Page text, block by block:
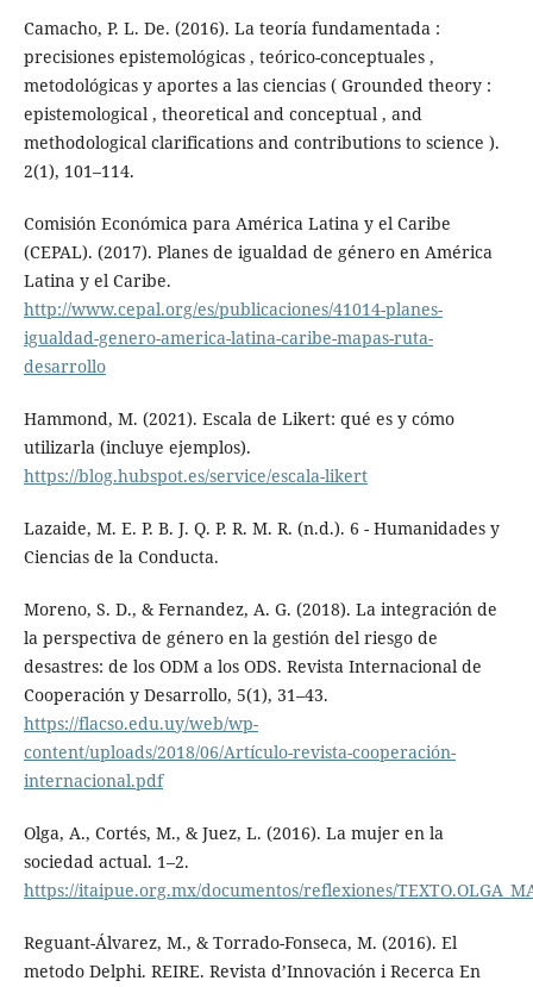
Camacho, P. L. De. (2016). La teoría fundamentada :
precisiones epistemológicas , teórico-conceptuales ,
metodológicas y aportes a las ciencias ( Grounded theory :
epistemological , theoretical and conceptual , and
methodological clarifications and contributions to science ).
2(1), 101–114.
Comisión Económica para América Latina y el Caribe
(CEPAL). (2017). Planes de igualdad de género en América
Latina y el Caribe.
http://www.cepal.org/es/publicaciones/41014-planes-
igualdad-genero-america-latina-caribe-mapas-ruta-
desarrollo
Hammond, M. (2021). Escala de Likert: qué es y cómo
utilizarla (incluye ejemplos).
https://blog.hubspot.es/service/escala-likert
Lazaide, M. E. P. B. J. Q. P. R. M. R. (n.d.). 6 - Humanidades y
Ciencias de la Conducta.
Moreno, S. D., & Fernandez, A. G. (2018). La integración de
la perspectiva de género en la gestión del riesgo de
desastres: de los ODM a los ODS. Revista Internacional de
Cooperación y Desarrollo, 5(1), 31–43.
https://flacso.edu.uy/web/wp-
content/uploads/2018/06/Artículo-revista-cooperación-
internacional.pdf
Olga, A., Cortés, M., & Juez, L. (2016). La mujer en la
sociedad actual. 1–2.
https://itaipue.org.mx/documentos/reflexiones/
Reguant-Álvarez, M., & Torrado-Fonseca, M. (2016). El
metodo Delphi. REIRE. Revista d’Innovación i Recerca En